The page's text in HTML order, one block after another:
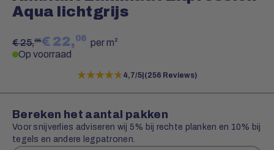
Aqua lichtgrijs
€ 25,95€ 22, 06 per m²
Op voorraad
★★★★★
★★★★★ 4,7/5 (256 Reviews)
Bereken het aantal pakken
Voor snijverlies adviseren wij 5% bij rechte planken en 10% bij
tegels en andere legpatronen.